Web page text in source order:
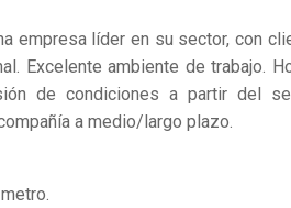
empresa líder en su sector, con
Excelente ambiente de trabajo.
de condiciones a partir del
a medio/largo plazo.